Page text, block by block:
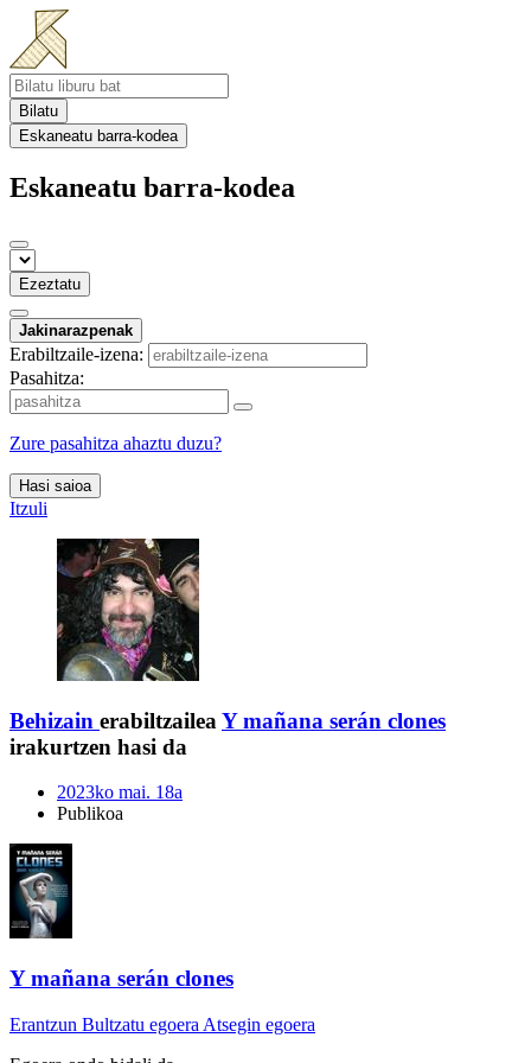
Bilatu
Eskaneatu barra-kodea
Eskaneatu barra-kodea
Ezeztatu
Jakinarazpenak
Erabiltzaile-izena:
Pasahitza:
Zure pasahitza ahaztu duzu?
Hasi saioa
Itzuli
Behizain erabiltzailea Y mañana serán clones
irakurtzen hasi da
2023ko mai. 18a
Publikoa
Y mañana serán clones
Erantzun Bultzatu egoera Atsegin egoera